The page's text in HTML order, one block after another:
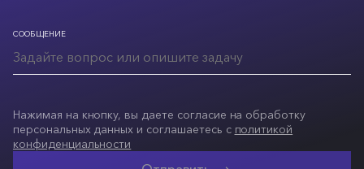
СООБЩЕНИЕ
Нажимая на кнопку, вы даете согласие на обработку
персональных данных и соглашаетесь с политикой
конфиденциальности